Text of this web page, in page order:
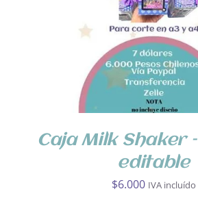
Caja Milk Shaker
editable
$6.000 IVA incluído